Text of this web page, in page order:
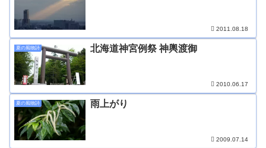
2011.08.18
夏の風物詩 北海道神宮例祭 神輿渡御
2010.06.17
夏の風物詩 雨上がり
2009.07.14